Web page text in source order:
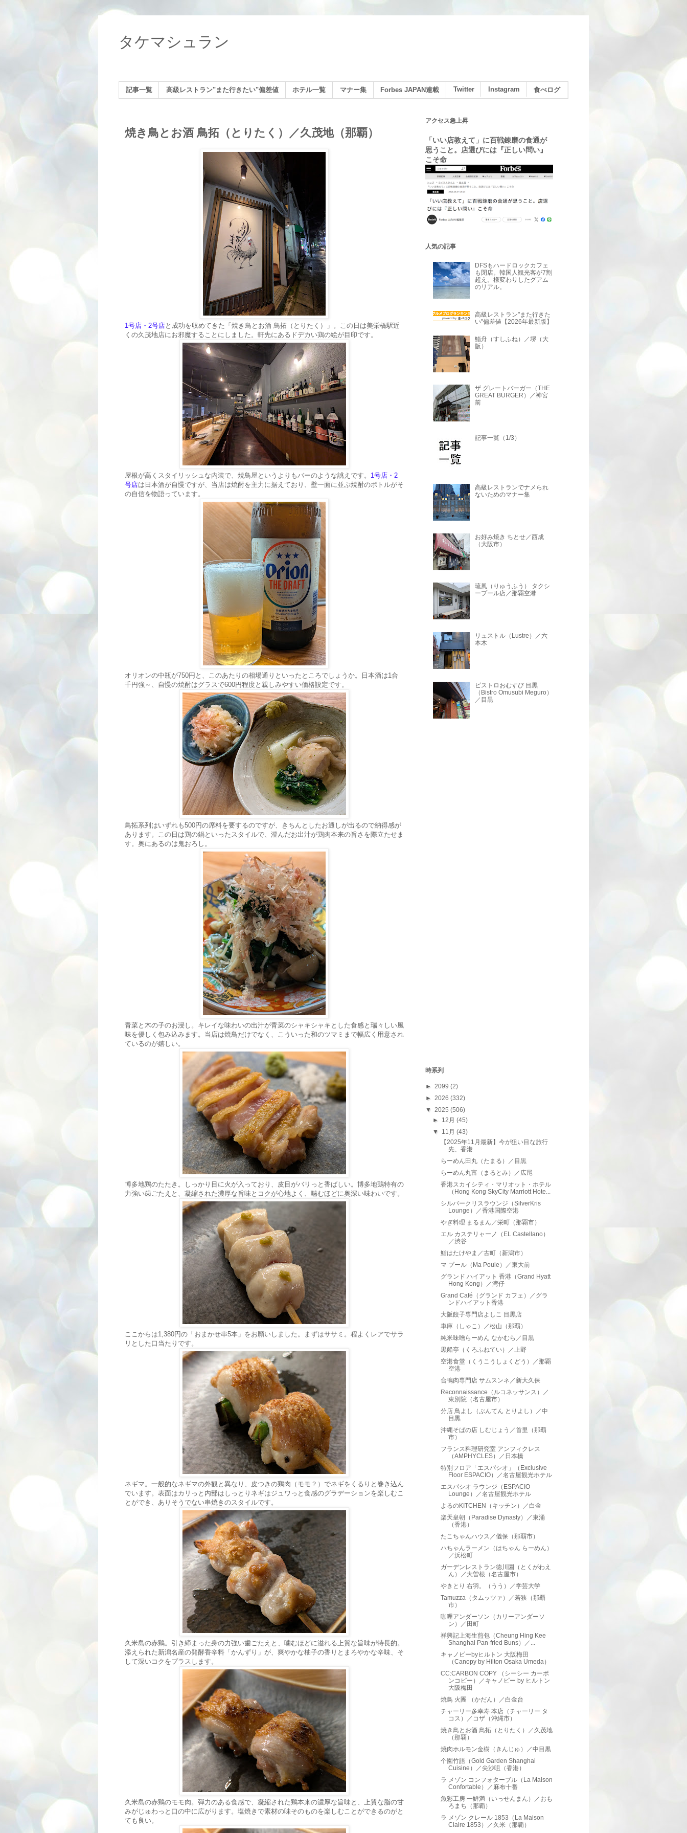
タケマシュラン
記事一覧 高級レストラン"また行きたい"偏差値 ホテル一覧 マナー集 Forbes JAPAN連載 Twitter Instagram 食べログ
焼き鳥とお酒 鳥拓（とりたく）／久茂地（那覇）
1号店・2号店と成功を収めてきた「焼き鳥とお酒 鳥拓（とりたく）」。この日は美栄橋駅近
くの久茂地店にお邪魔することにしました。軒先にあるドデカい鶏の絵が目印です。
屋根が高くスタイリッシュな内装で、焼鳥屋というよりもバーのような誂えです。 1号店・2
号店は日本酒が自慢ですが、当店は焼酎を主力に据えており、壁一面に並ぶ焼酎のボトルがそ
の自信を物語っています。
オリオンの中瓶が750円と、このあたりの相場通りといったところでしょうか。日本酒は1合
千円強～、自慢の焼酎はグラスで600円程度と親しみやすい価格設定です。
鳥拓系列はいずれも500円の席料を要するのですが、きちんとしたお通しが出るので納得感が
あります。この日は鶏の鍋といったスタイルで、澄んだお出汁が鶏肉本来の旨さを際立たせま
す。奥にあるのは鬼おろし。
青菜と木の子のお浸し。キレイな味わいの出汁が青菜のシャキシャキとした食感と瑞々しい風
味を優しく包み込みます。当店は焼鳥だけでなく、こういった和のツマミまで幅広く用意され
ているのが嬉しい。
博多地鶏のたたき。しっかり目に火が入っており、皮目がバリっと香ばしい。博多地鶏特有の
力強い歯ごたえと、凝縮された濃厚な旨味とコクが心地よく、噛むほどに奥深い味わいです。
ここからは1,380円の「おまかせ串5本」をお願いしました。まずはササミ。程よくレアでサラ
リとした口当たりです。
ネギマ。一般的なネギマの外観と異なり、皮つきの鶏肉（モモ？）でネギをくるりと巻き込ん
でいます。表面はカリっと内部はしっとりネギはジュワっと食感のグラデーションを楽しむこ
とができ、ありそうでない串焼きのスタイルです。
久米島の赤鶏。引き締まった身の力強い歯ごたえと、噛むほどに溢れる上質な旨味が特長的。
添えられた新潟名産の発酵香辛料「かんずり」が、爽やかな柚子の香りとまろやかな辛味、そ
して深いコクをプラスします。
久米島の赤鶏のモモ肉。弾力のある食感で、凝縮された鶏本来の濃厚な旨味と、上質な脂の甘
みがじゅわっと口の中に広がります。塩焼きで素材の味そのものを楽しむことができるのがと
ても良い。
アクセス急上昇
「いい店教えて」に百戦錬磨の食通が
思うこと。店選びには『正しい問い』
こそ命
人気の記事
DFSもハードロックカフェ
も閉店。韓国人観光客が7割
超え。様変わりしたグアム
のリアル。
高級レストラン"また行きた
い"偏差値【2026年最新版】
鮨舟（すしふね）／堺（大
阪）
ザ グレートバーガー（THE
GREAT BURGER）／神宮
前
記事一覧（1/3）
高級レストランでナメられ
ないためのマナー集
お好み焼き ちとせ／西成
（大阪市）
琉風（りゅうふう） タクシ
ープール店／那覇空港
リュストル（Lustre）／六
本木
ビストロおむすび 目黒
（Bistro Omusubi Meguro）
／目黒
時系列
► 2099 (2)
► 2026 (332)
▼ 2025 (506)
► 12月(45)
▼ 11月(43)
【2025年11月最新】今が狙い目な旅行
先、香港
らーめん田丸（たまる）／目黒
らーめん丸富（まるとみ）／広尾
香港スカイシティ・マリオット・ホテル
（Hong Kong SkyCity Marriott Hote...
シルバークリスラウンジ（SilverKris
Lounge）／香港国際空港
やぎ料理 まるまん／栄町（那覇市）
エル カステリャーノ（EL Castellano）
／渋谷
鮨はたけやま／古町（新潟市）
マ プール（Ma Poule）／東大前
グランド ハイアット 香港（Grand Hyatt
Hong Kong）／湾仔
Grand Café（グランド カフェ）／グラ
ンドハイアット香港
大阪餃子専門店よしこ 目黒店
車庫（しゃこ）／松山（那覇）
純米味噌らーめん なかむら／目黒
黒船亭（くろふねてい）／上野
空港食堂（くうこうしょくどう）／那覇
空港
合鴨肉専門店 サムスンネ／新大久保
Reconnaissance（ルコネッサンス）／
東別院（名古屋市）
分店 鳥よし（ぶんてん とりよし）／中
目黒
沖縄そばの店 しむじょう／首里（那覇
市）
フランス料理研究室 アンフィクレス
（AMPHYCLES）／日本橋
特別フロア「エスパシオ」（Exclusive
Floor ESPACIO）／名古屋観光ホテル
エスパシオ ラウンジ（ESPACIO
Lounge）／名古屋観光ホテル
よるのKITCHEN（キッチン）／白金
楽天皇朝（Paradise Dynasty）／東涌
（香港）
たこちゃんハウス／儀保（那覇市）
ハちゃんラーメン（はちゃん らーめん）
／浜松町
ガーデンレストラン徳川園（とくがわえ
ん）／大曽根（名古屋市）
やきとり 右羽。（うう）／学芸大学
Tamuzza（タムッツァ）／若狭（那覇
市）
咖哩アンダーソン（カリーアンダーソ
ン）／田町
祥興記上海生煎包（Cheung Hing Kee
Shanghai Pan-fried Buns）／...
キャノピーbyヒルトン 大阪梅田
（Canopy by Hilton Osaka Umeda）
CC:CARBON COPY （シーシー カーボ
ンコピー）／キャノピー by ヒルトン
大阪梅田
焼鳥 火團 （かだん）／白金台
チャーリー多幸寿 本店（チャーリー タ
コス）／コザ（沖縄市）
焼き鳥とお酒 鳥拓（とりたく）／久茂地
（那覇）
焼肉ホルモン金樹（きんじゅ）／中目黒
个園竹語（Gold Garden Shanghai
Cuisine）／尖沙咀（香港）
ラ メゾン コンフォターブル（La Maison
Confortable）／麻布十番
魚彩工房 一鮮満（いっせんまん）／おも
ろまち（那覇）
ラ メゾン クレール 1853（La Maison
Claire 1853）／久米（那覇）